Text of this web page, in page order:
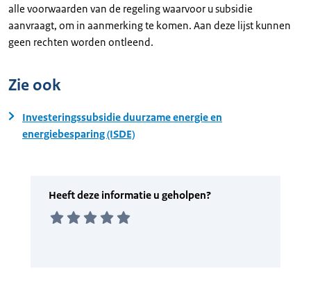
alle voorwaarden van de regeling waarvoor u subsidie
aanvraagt, om in aanmerking te komen. Aan deze lijst kunnen
geen rechten worden ontleend.
Zie ook
Investeringssubsidie duurzame energie en
energiebesparing (ISDE)